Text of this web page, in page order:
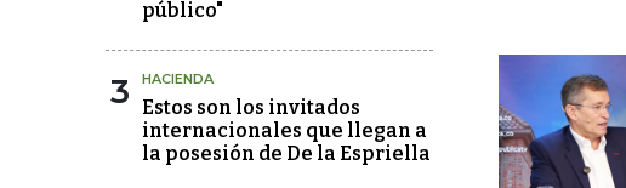
público"
3 HACIENDA
Estos son los invitados
internacionales que llegan a
la posesión de De la Espriella